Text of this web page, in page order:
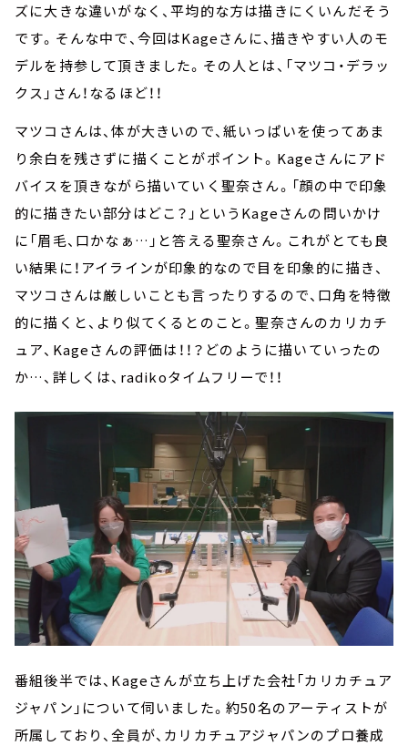
ズに大きな違いがなく、平均的な方は描きにくいんだそう
です。そんな中で、今回はKageさんに、描きやすい人のモ
デルを持参して頂きました。その人とは、「マツコ・デラッ
クス」さん！なるほど！！
マツコさんは、体が大きいので、紙いっぱいを使ってあま
り余白を残さずに描くことがポイント。Kageさんにアド
バイスを頂きながら描いていく聖奈さん。「顔の中で印象
的に描きたい部分はどこ？」というKageさんの問いかけ
に「眉毛、口かなぁ…」と答える聖奈さん。これがとても良
い結果に！アイラインが印象的なので目を印象的に描き、
マツコさんは厳しいことも言ったりするので、口角を特徴
的に描くと、より似てくるとのこと。聖奈さんのカリカチ
ュア、Kageさんの評価は！！？どのように描いていったの
か…、詳しくは、radikoタイムフリーで！！
番組後半では、Kageさんが立ち上げた会社「カリカチュア
ジャパン」について伺いました。約50名のアーティストが
所属しており、全員が、カリカチュアジャパンのプロ養成